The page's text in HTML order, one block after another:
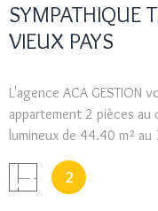
SYMPATHIQUE
VIEUX PAYS
L'agence ACA GESTION
appartement 2 pièces au
lumineux de 44.40 m²
sécurisée proche des
L’appartement est
Grande salle de douche.
2